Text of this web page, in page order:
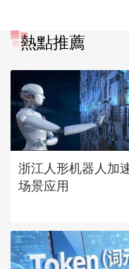
熱點推薦
浙江人形机器人加
场景应用